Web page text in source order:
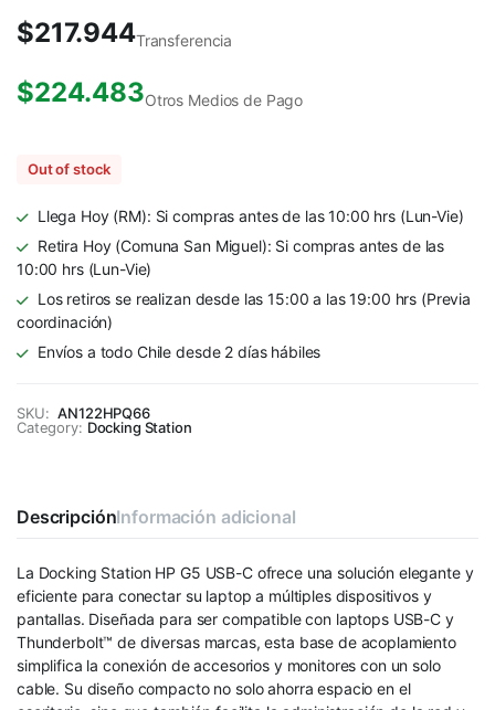
$217.944Transferencia
$224.483Otros Medios de Pago
Out of stock
Llega Hoy (RM): Si compras antes de las 10:00 hrs (Lun-Vie)
Retira Hoy (Comuna San Miguel): Si compras antes de las
10:00 hrs (Lun-Vie)
Los retiros se realizan desde las 15:00 a las 19:00 hrs (Previa
coordinación)
Envíos a todo Chile desde 2 días hábiles
SKU: AN122HPQ66
Category: Docking Station
DescripciónInformación adicional
La Docking Station HP G5 USB-C ofrece una solución elegante y
eficiente para conectar su laptop a múltiples dispositivos y
pantallas. Diseñada para ser compatible con laptops USB-C y
Thunderbolt™ de diversas marcas, esta base de acoplamiento
simplifica la conexión de accesorios y monitores con un solo
cable. Su diseño compacto no solo ahorra espacio en el